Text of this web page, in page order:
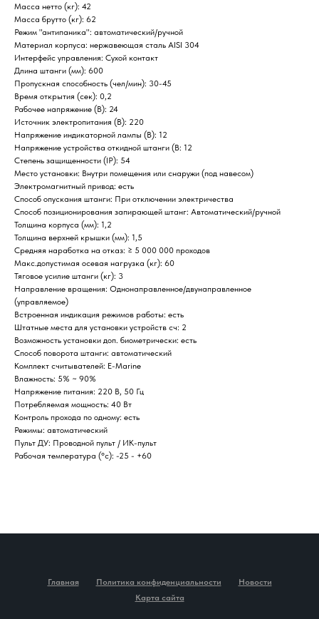
Home Catalog Favorites
Масса нетто (кг): 42
Масса брутто (кг): 62
Режим "антипаника": автоматический/ручной
Материал корпуса: нержавеющая сталь AISI 304
Интерфейс управления: Сухой контакт
Длина штанги (мм): 600
Пропускная способность (чел/мин): 30-45
Время открытия (сек): 0,2
Рабочее напряжение (В): 24
Источник электропитания (В): 220
Напряжение индикаторной лампы (В): 12
Напряжение устройства откидной штанги (В: 12
Степень защищенности (IP): 54
Место установки: Внутри помещения или снаружи (под навесом)
Электромагнитный привод: есть
Способ опускания штанги: При отключении электричества
Способ позиционирования запирающей штанг: Автоматический/ручной
Толщина корпуса (мм): 1,2
Толщина верхней крышки (мм): 1,5
Средняя наработка на отказ: ≥ 5 000 000 проходов
Макс.допустимая осевая нагрузка (кг): 60
Тяговое усилие штанги (кг): 3
Направление вращения: Однонаправленное/двунаправленное
(управляемое)
Встроенная индикация режимов работы: есть
Штатные места для установки устройств сч: 2
Возможность установки доп. биометрически: есть
Способ поворота штанги: автоматический
Комплект считывателей: E-Marine
Влажность: 5% ~ 90%
Напряжение питания: 220 В, 50 Гц
Потребляемая мощность: 40 Вт
Контроль прохода по одному: есть
Режимы: автоматический
Пульт ДУ: Проводной пульт / ИК-пульт
Рабочая температура (°c): -25 - +60
Главная Политика конфиденциальности
Новости
Карта сайта